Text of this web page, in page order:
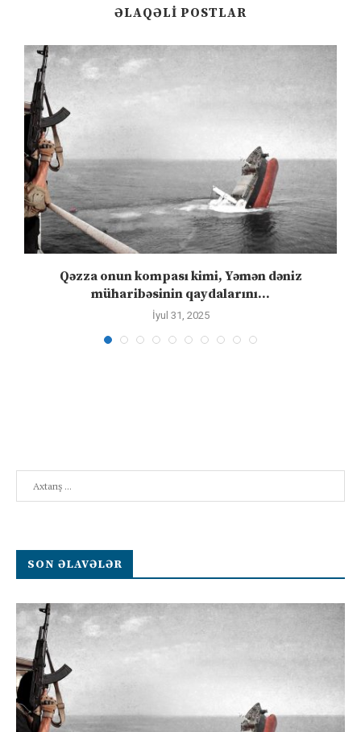
ƏLAQƏLI POSTLAR
Qəzza onun kompası kimi, Yəmən dəniz
müharibəsinin qaydalarını...
İyul 31, 2025
SON ƏLAVƏLƏR